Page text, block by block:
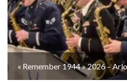
« Remember 1944 » 2026 –